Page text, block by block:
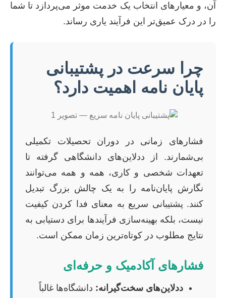
آن، و معیارهای انتخاب یک خدمت موثر می‌پردازد تا شما
را در درک عمیق‌تر این فرآیند یاری رساند.
چرا سرعت در پشتیبانی
پایان نامه اهمیت دارد؟
فشارهای زمانی در دوران تحصیلات تکمیلی
بی‌شمارند. از ددلاین‌های دانشگاهی گرفته تا
تعهدات شخصی و کاری، همه و همه می‌توانند
نگارش پایان‌نامه را به یک چالش بزرگ تبدیل
کنند. پشتیبانی سریع به معنای فدا کردن کیفیت
نیست، بلکه بهینه‌سازی فرآیندها برای دستیابی به
نتایج مطلوب در کوتاه‌ترین زمان ممکن است.
فشارهای آکادمیک و حرفه‌ای
ددلاین‌های سخت‌گیرانه: دانشگاه‌ها غالباً